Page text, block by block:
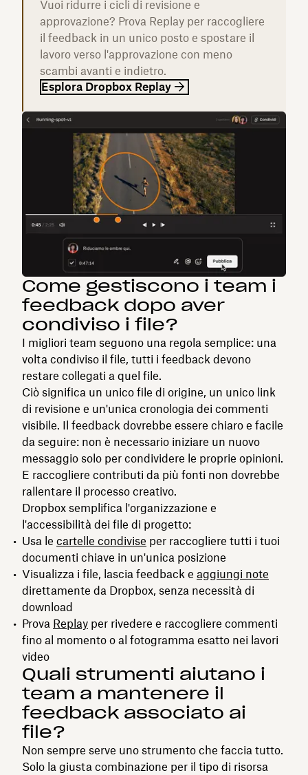
Vuoi ridurre i cicli di revisione e
approvazione? Prova Replay per raccogliere
il feedback in un unico posto e spostare il
lavoro verso l'approvazione con meno
scambi avanti e indietro.
Esplora Dropbox Replay
Come gestiscono i team i
feedback dopo aver
condiviso i file?
I migliori team seguono una regola semplice: una
volta condiviso il file, tutti i feedback devono
restare collegati a quel file.
Ciò significa un unico file di origine, un unico link
di revisione e un'unica cronologia dei commenti
visibile. Il feedback dovrebbe essere chiaro e facile
da seguire: non è necessario iniziare un nuovo
messaggio solo per condividere le proprie opinioni.
E raccogliere contributi da più fonti non dovrebbe
rallentare il processo creativo.
Dropbox semplifica l'organizzazione e
l'accessibilità dei file di progetto:
Usa le cartelle condivise per raccogliere tutti i tuoi
documenti chiave in un'unica posizione
Visualizza i file, lascia feedback e aggiungi note
direttamente da Dropbox, senza necessità di
download
Prova Replay per rivedere e raccogliere commenti
fino al momento o al fotogramma esatto nei lavori
video
Quali strumenti aiutano i
team a mantenere il
feedback associato ai
file?
Non sempre serve uno strumento che faccia tutto.
Solo la giusta combinazione per il tipo di risorsa